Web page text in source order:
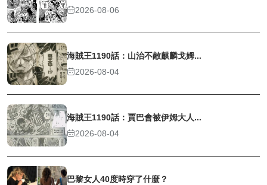
2026-08-06
海賊王1190話：山治不敵麒麟戈姆...
2026-08-04
海賊王1190話：賈巴會被伊姆大人...
2026-08-04
巴黎女人40度時穿了什麼？